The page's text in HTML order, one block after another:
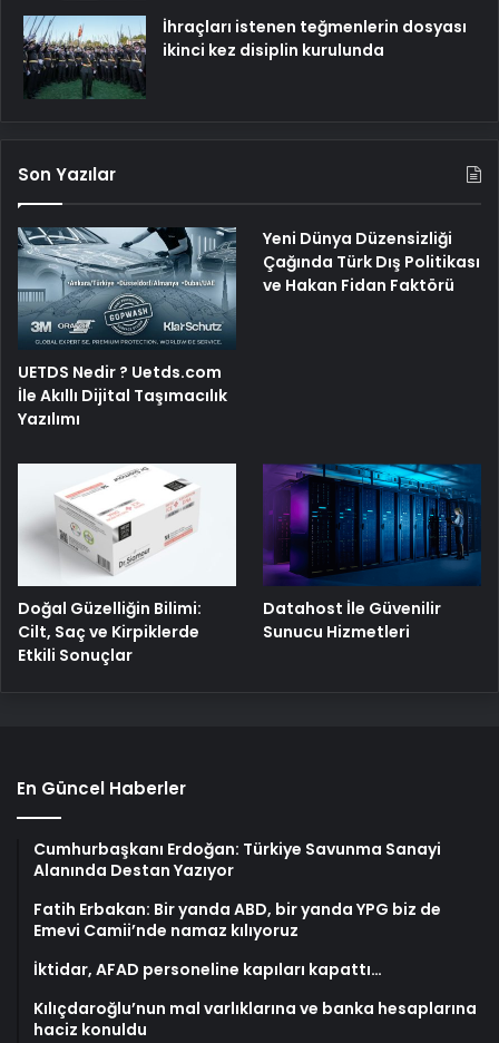
İhraçları istenen teğmenlerin dosyası
ikinci kez disiplin kurulunda
Son Yazılar
UETDS Nedir ? Uetds.com
İle Akıllı Dijital Taşımacılık
Yazılımı
Yeni Dünya Düzensizliği
Çağında Türk Dış Politikası
ve Hakan Fidan Faktörü
Doğal Güzelliğin Bilimi:
Cilt, Saç ve Kirpiklerde
Etkili Sonuçlar
Datahost İle Güvenilir
Sunucu Hizmetleri
En Güncel Haberler
Cumhurbaşkanı Erdoğan: Türkiye Savunma Sanayi
Alanında Destan Yazıyor
Fatih Erbakan: Bir yanda ABD, bir yanda YPG biz de
Emevi Camii’nde namaz kılıyoruz
İktidar, AFAD personeline kapıları kapattı…
Kılıçdaroğlu’nun mal varlıklarına ve banka hesaplarına
haciz konuldu